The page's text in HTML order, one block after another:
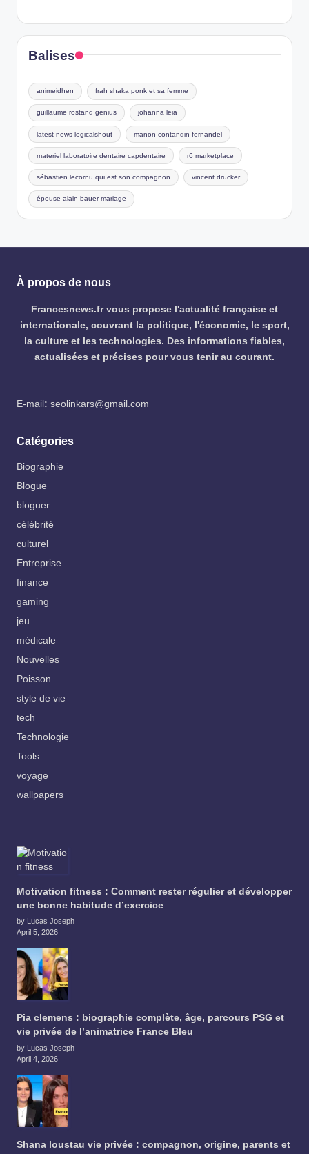
Balises
animeidhen frah shaka ponk et sa femme
guillaume rostand genius johanna leia
latest news logicalshout manon contandin-fernandel
materiel laboratoire dentaire capdentaire r6 marketplace
sébastien lecornu qui est son compagnon vincent drucker
épouse alain bauer mariage
À propos de nous
Francesnews.fr vous propose l'actualité française et
internationale, couvrant la politique, l'économie, le sport,
la culture et les technologies. Des informations fiables,
actualisées et précises pour vous tenir au courant.
E-mail: seolinkars@gmail.com
Catégories
Biographie
Blogue
bloguer
célébrité
culturel
Entreprise
finance
gaming
jeu
médicale
Nouvelles
Poisson
style de vie
tech
Technologie
Tools
voyage
wallpapers
Motivation fitness : Comment rester régulier et développer
une bonne habitude d’exercice
by Lucas Joseph
April 5, 2026
Pia clemens : biographie complète, âge, parcours PSG et
vie privée de l’animatrice France Bleu
by Lucas Joseph
April 4, 2026
Shana loustau vie privée : compagnon, origine, parents et